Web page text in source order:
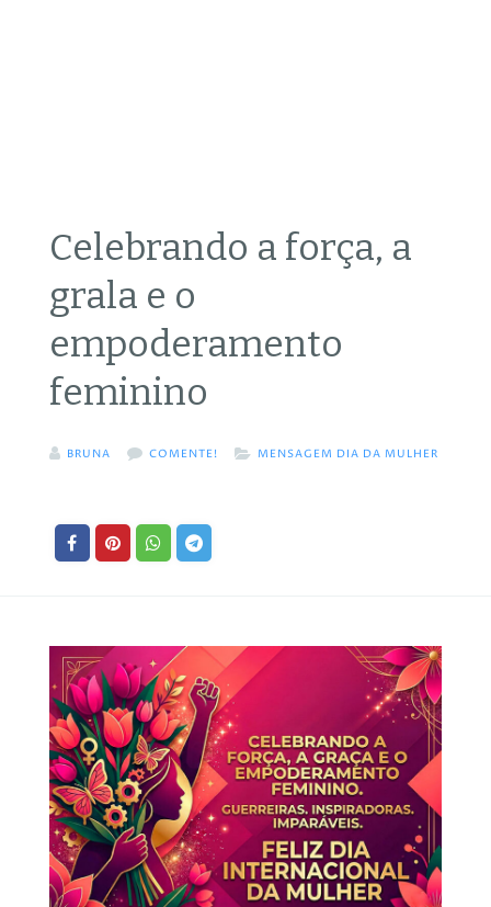
Celebrando a força, a
grala e o
empoderamento
feminino
BRUNA COMENTE! MENSAGEM DIA DA MULHER